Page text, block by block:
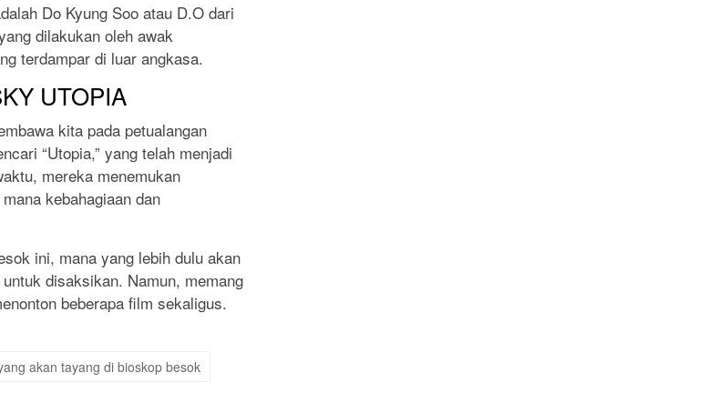
Do Kyung Soo atau D.O dari
dilakukan oleh awak
terdampar di luar angkasa.
UTOPIA
kita pada petualangan
“Utopia,” yang telah menjadi
mereka menemukan
kebahagiaan dan
ini, mana yang lebih dulu akan
disaksikan. Namun, memang
beberapa film sekaligus.
akan tayang di bioskop besok